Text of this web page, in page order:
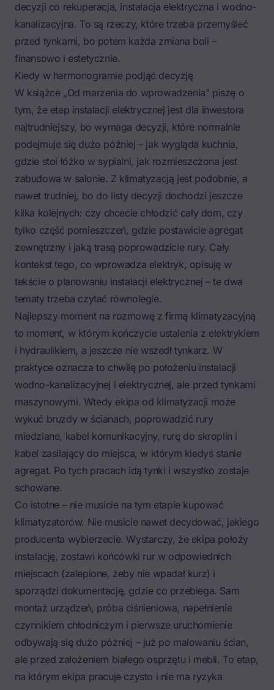
decyzji co rekuperacja, instalacja elektryczna i wodno-
kanalizacyjna. To są rzeczy, które trzeba przemyśleć
przed tynkami, bo potem każda zmiana boli –
finansowo i estetycznie.
Kiedy w harmonogramie podjąć decyzję
W książce „Od marzenia do wprowadzenia" piszę o
tym, że etap instalacji elektrycznej jest dla inwestora
najtrudniejszy, bo wymaga decyzji, które normalnie
podejmuje się dużo później – jak wygląda kuchnia,
gdzie stoi łóżko w sypialni, jak rozmieszczona jest
zabudowa w salonie. Z klimatyzacją jest podobnie, a
nawet trudniej, bo do listy decyzji dochodzi jeszcze
kilka kolejnych: czy chcecie chłodzić cały dom, czy
tylko część pomieszczeń, gdzie postawicie agregat
zewnętrzny i jaką trasą poprowadzicie rury. Cały
kontekst tego, co wprowadza elektryk, opisuję w
tekście o planowaniu instalacji elektrycznej – te dwa
tematy trzeba czytać równolegle.
Najlepszy moment na rozmowę z firmą klimatyzacyjną
to moment, w którym kończycie ustalenia z elektrykiem
i hydraulikiem, a jeszcze nie wszedł tynkarz. W
praktyce oznacza to chwilę po położeniu instalacji
wodno-kanalizacyjnej i elektrycznej, ale przed tynkami
maszynowymi. Wtedy ekipa od klimatyzacji może
wykuć bruzdy w ścianach, poprowadzić rury
miedziane, kabel komunikacyjny, rurę do skroplin i
kabel zasilający do miejsca, w którym kiedyś stanie
agregat. Po tych pracach idą tynki i wszystko zostaje
schowane.
Co istotne – nie musicie na tym etapie kupować
klimatyzatorów. Nie musicie nawet decydować, jakiego
producenta wybierzecie. Wystarczy, że ekipa położy
instalację, zostawi końcówki rur w odpowiednich
miejscach (zalepione, żeby nie wpadał kurz) i
sporządzi dokumentację, gdzie co przebiega. Sam
montaż urządzeń, próba ciśnieniowa, napełnienie
czynnikiem chłodniczym i pierwsze uruchomienie
odbywają się dużo później – już po malowaniu ścian,
ale przed założeniem białego osprzętu i mebli. To etap,
na którym ekipa pracuje czysto i nie ma ryzyka